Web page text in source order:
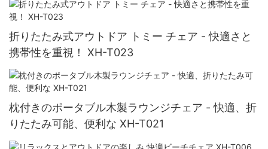
折りたたみ式アウトドア トミー チェア - 快適さと
携帯性を重視！ XH-T023
枕付きのポータブル木製ラウンジチェア - 快適、折
りたたみ可能、便利な XH-T021